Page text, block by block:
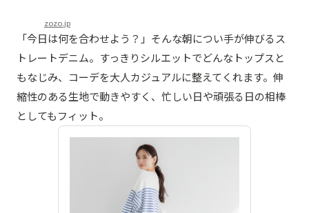
zozo.jp
「今日は何を合わせよう？」そんな朝につい手が伸びるス
トレートデニム。すっきりシルエットでどんなトップスと
もなじみ、コーデを大人カジュアルに整えてくれます。伸
縮性のある生地で動きやすく、忙しい日や頑張る日の相棒
としてもフィット。